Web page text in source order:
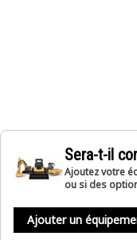
Sera-t-il
Ajoutez votre
ou si des
Ajouter un